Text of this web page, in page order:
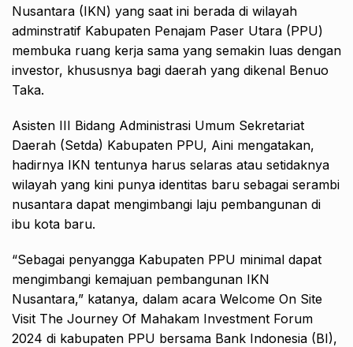
Nusantara (IKN) yang saat ini berada di wilayah
adminstratif Kabupaten Penajam Paser Utara (PPU)
membuka ruang kerja sama yang semakin luas dengan
investor, khususnya bagi daerah yang dikenal Benuo
Taka.
Asisten III Bidang Administrasi Umum Sekretariat
Daerah (Setda) Kabupaten PPU, Aini mengatakan,
hadirnya IKN tentunya harus selaras atau setidaknya
wilayah yang kini punya identitas baru sebagai serambi
nusantara dapat mengimbangi laju pembangunan di
ibu kota baru.
“Sebagai penyangga Kabupaten PPU minimal dapat
mengimbangi kemajuan pembangunan IKN
Nusantara,” katanya, dalam acara Welcome On Site
Visit The Journey Of Mahakam Investment Forum
2024 di kabupaten PPU bersama Bank Indonesia (BI),